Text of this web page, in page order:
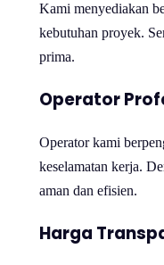
Kami menyediakan
kebutuhan proyek.
prima.
Operator
Operator kami
keselamatan kerja.
aman dan efisien.
Harga